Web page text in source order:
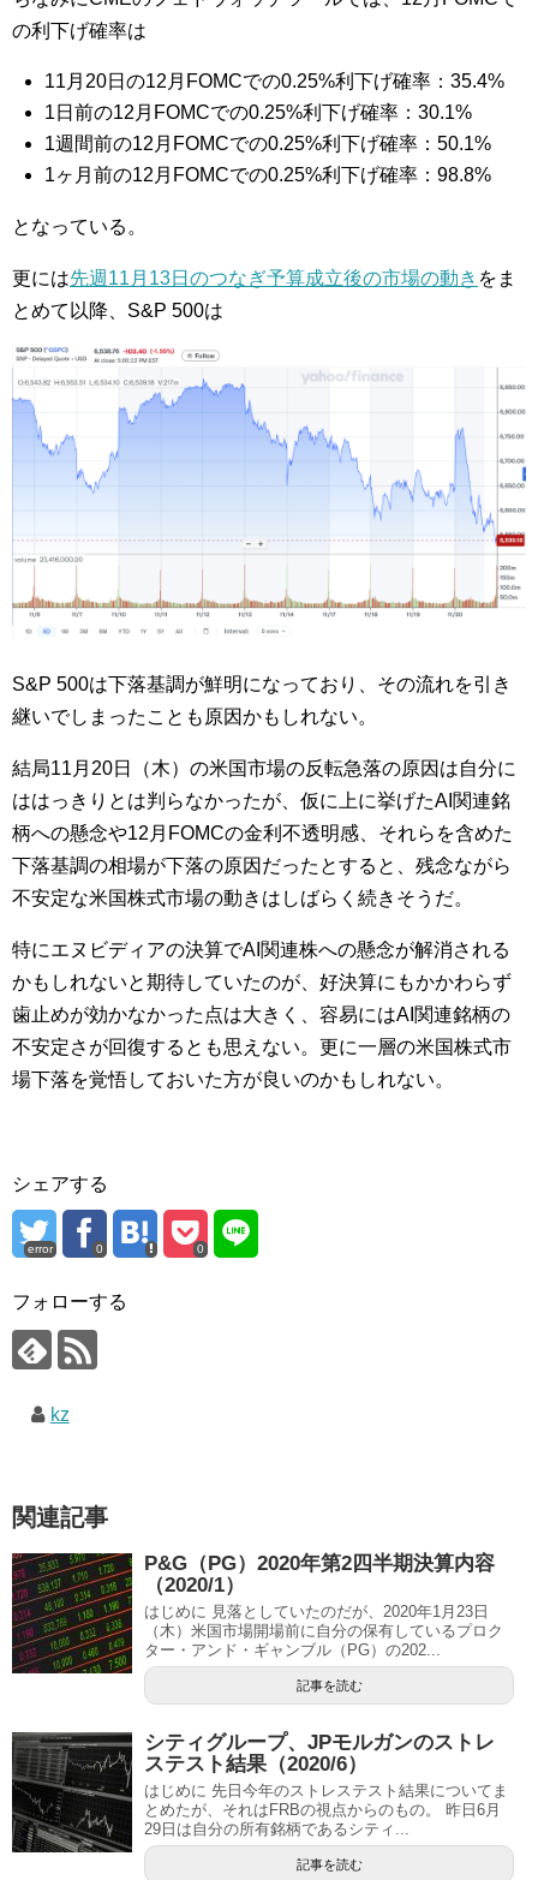
の利下げ確率は
11月20日の12月FOMCでの0.25%利下げ確率：35.4%
1日前の12月FOMCでの0.25%利下げ確率：30.1%
1週間前の12月FOMCでの0.25%利下げ確率：50.1%
1ヶ月前の12月FOMCでの0.25%利下げ確率：98.8%
となっている。
更には先週11月13日のつなぎ予算成立後の市場の動き をま
とめて以降、S&P 500は
S&P 500は下落基調が鮮明になっており、その流れを引き
継いでしまったことも原因かもしれない。
結局11月20日（木）の米国市場の反転急落の原因は自分に
ははっきりとは判らなかったが、仮に上に挙げたAI関連銘
柄への懸念や12月FOMCの金利不透明感、それらを含めた
下落基調の相場が下落の原因だったとすると、残念ながら
不安定な米国株式市場の動きはしばらく続きそうだ。
特にエヌビディアの決算でAI関連株への懸念が解消される
かもしれないと期待していたのが、好決算にもかかわらず
歯止めが効かなかった点は大きく、容易にはAI関連銘柄の
不安定さが回復するとも思えない。更に一層の米国株式市
場下落を覚悟しておいた方が良いのかもしれない。
シェアする
error 0 0
フォローする
kz
関連記事
P&G（PG）2020年第2四半期決算内容
（2020/1）
はじめに 見落としていたのだが、2020年1月23日
（木）米国市場開場前に自分の保有しているプロク
ター・アンド・ギャンブル（PG）の202...
記事を読む
シティグループ、JPモルガンのストレ
ステスト結果（2020/6）
はじめに 先日今年のストレステスト結果についてま
とめたが、それはFRBの視点からのもの。 昨日6月
29日は自分の所有銘柄であるシティ...
記事を読む